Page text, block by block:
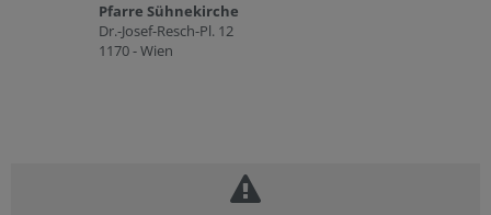
Pfarre Sühnekirche
Dr.-Josef-Resch-Pl. 12
1170 - Wien